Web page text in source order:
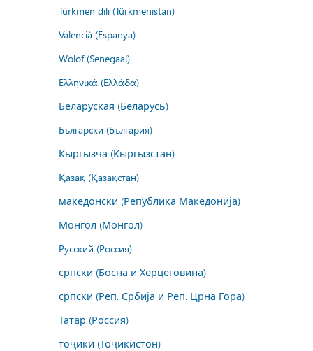
Türkmen dili (Türkmenistan)
Valencià (Espanya)
Wolof (Senegaal)
Ελληνικά (Ελλάδα)
Беларуская (Беларусь)
Български (България)
Кыргызча (Кыргызстан)
Қазақ (Қазақстан)
македонски (Република Македонија)
Монгол (Монгол)
Русский (Россия)
српски (Босна и Херцеговина)
српски (Реп. Србија и Реп. Црна Гора)
Татар (Россия)
тоҷикӣ (Тоҷикистон)